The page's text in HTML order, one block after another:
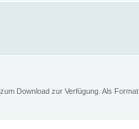
Download zur Verfügung. Als Format